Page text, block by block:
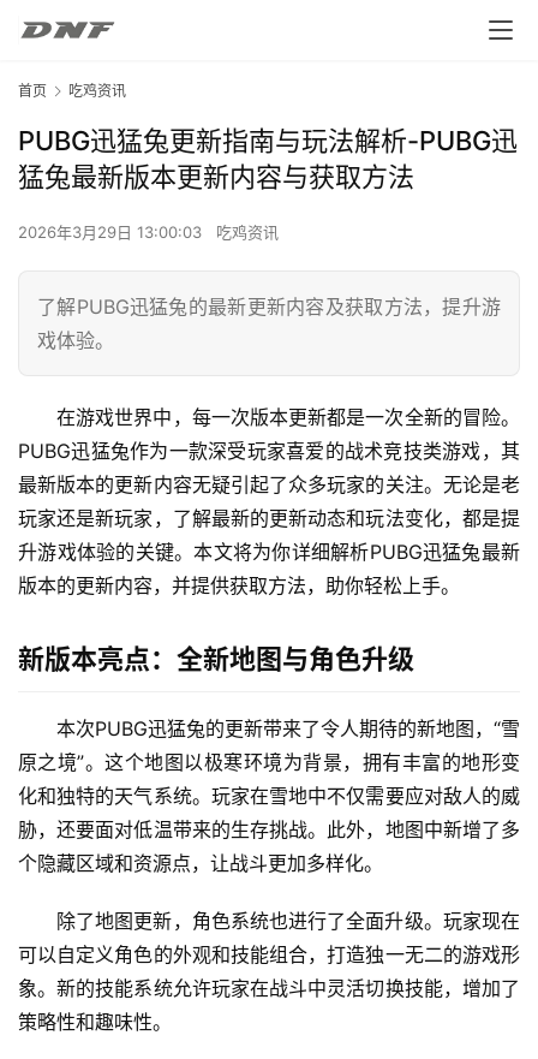
首页 吃鸡资讯
PUBG迅猛兔更新指南与玩法解析-PUBG迅
猛兔最新版本更新内容与获取方法
2026年3月29日 13:00:03 吃鸡资讯
了解PUBG迅猛兔的最新更新内容及获取方法，提升游
戏体验。
在游戏世界中，每一次版本更新都是一次全新的冒险。
PUBG迅猛兔作为一款深受玩家喜爱的战术竞技类游戏，其
最新版本的更新内容无疑引起了众多玩家的关注。无论是老
玩家还是新玩家，了解最新的更新动态和玩法变化，都是提
升游戏体验的关键。本文将为你详细解析PUBG迅猛兔最新
版本的更新内容，并提供获取方法，助你轻松上手。
新版本亮点：全新地图与角色升级
本次PUBG迅猛兔的更新带来了令人期待的新地图，“雪
原之境”。这个地图以极寒环境为背景，拥有丰富的地形变
化和独特的天气系统。玩家在雪地中不仅需要应对敌人的威
胁，还要面对低温带来的生存挑战。此外，地图中新增了多
个隐藏区域和资源点，让战斗更加多样化。
除了地图更新，角色系统也进行了全面升级。玩家现在
可以自定义角色的外观和技能组合，打造独一无二的游戏形
象。新的技能系统允许玩家在战斗中灵活切换技能，增加了
策略性和趣味性。